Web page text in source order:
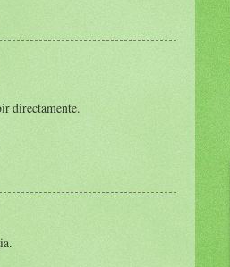
directamente.